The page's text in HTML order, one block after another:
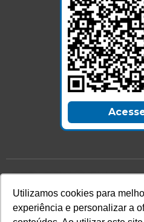
Utilizamos cookies para
experiência e personalizar a
© LEC - Todos os direitos
| LEC Educação e Pesquisa LTDA -